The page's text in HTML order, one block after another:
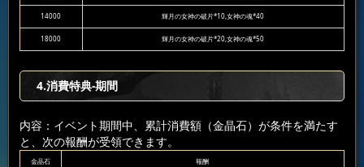
14000 輝月の女神の破片*10,女神の魂*40
18000 輝月の女神の破片*20,女神の魂*50
4.消費特典-期間
内容：イベント期間中、累計消費額（金晶石）が条件を満たす
と、次の報酬が受領できます。
金晶石 報酬